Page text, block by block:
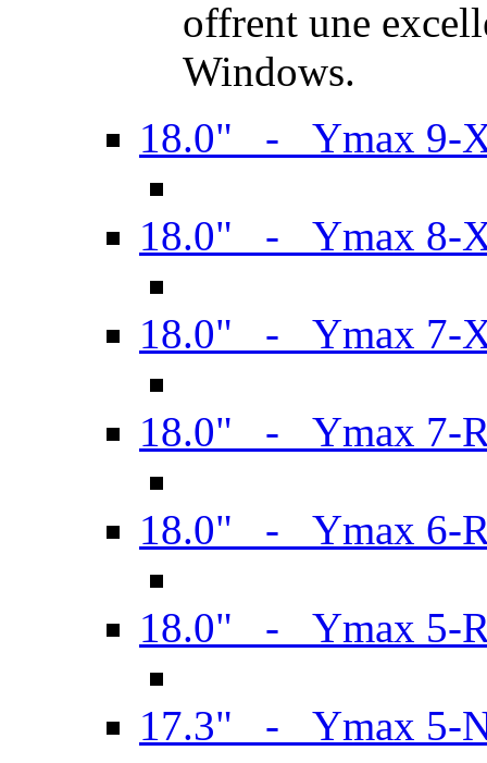
offrent une
Windows.
18.0" - Ymax 9-
18.0" - Ymax 8-
18.0" - Ymax 7-
18.0" - Ymax 7-
18.0" - Ymax 6-
18.0" - Ymax 5-
17.3" - Ymax 5-